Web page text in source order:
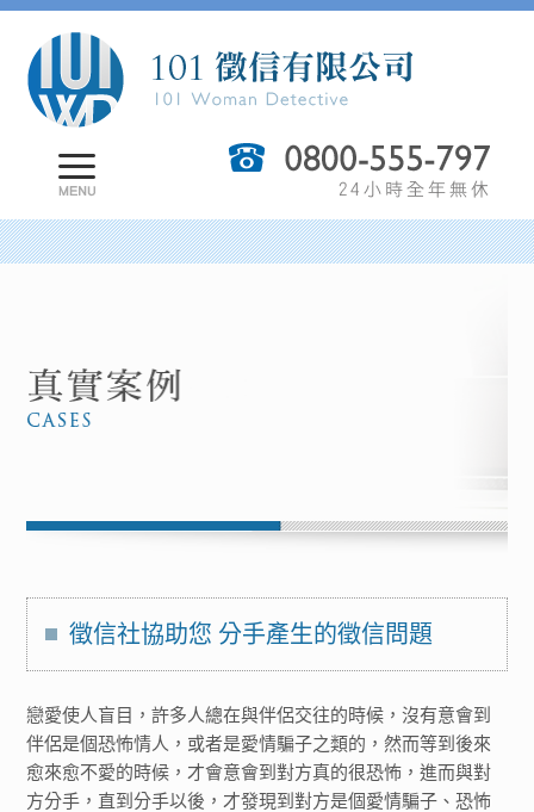
徵信社協助您 分手產生的徵信問題
戀愛使人盲目，許多人總在與伴侶交往的時候，沒有意會到
伴侶是個恐怖情人，或者是愛情騙子之類的，然而等到後來
愈來愈不愛的時候，才會意會到對方真的很恐怖，進而與對
方分手，直到分手以後，才發現到對方是個愛情騙子、恐怖